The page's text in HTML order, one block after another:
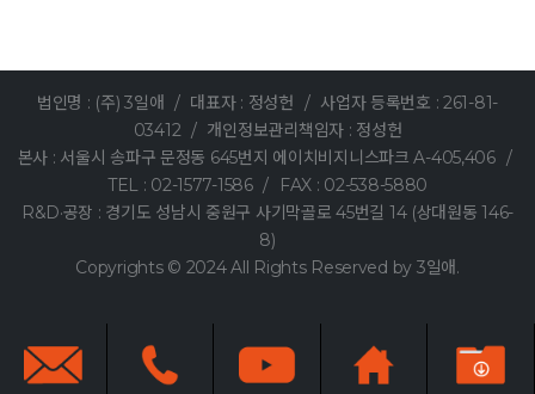
법인명 : (주) 3일애 / 대표자 : 정성헌 / 사업자 등록번호 : 261-81-
03412 / 개인정보관리책임자 : 정성헌
본사 : 서울시 송파구 문정동 645번지 에이치비지니스파크 A-405,406 /
TEL : 02-1577-1586 /
FAX : 02-538-5880
R&D·공장 : 경기도 성남시 중원구 사기막골로 45번길 14 (상대원동 146-
8)
Copyrights © 2024 All Rights Reserved by 3일애.